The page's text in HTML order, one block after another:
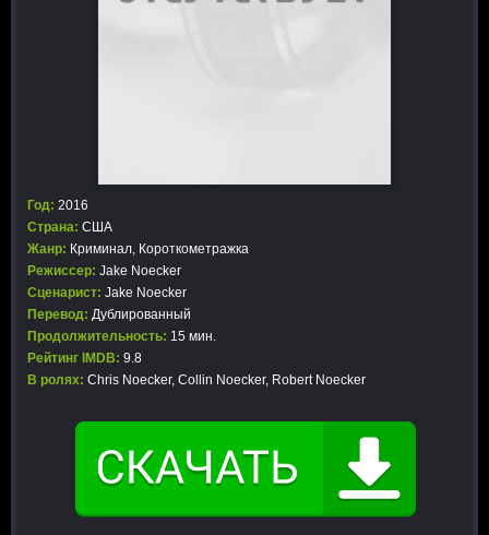
Год: 2016
Страна: США
Жанр: Криминал, Короткометражка
Режиссер: Jake Noecker
Сценарист: Jake Noecker
Перевод: Дублированный
Продолжительность: 15 мин.
Рейтинг IMDB: 9.8
В ролях: Chris Noecker, Collin Noecker, Robert Noecker